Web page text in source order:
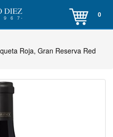
0
Roja, Gran Reserva Red